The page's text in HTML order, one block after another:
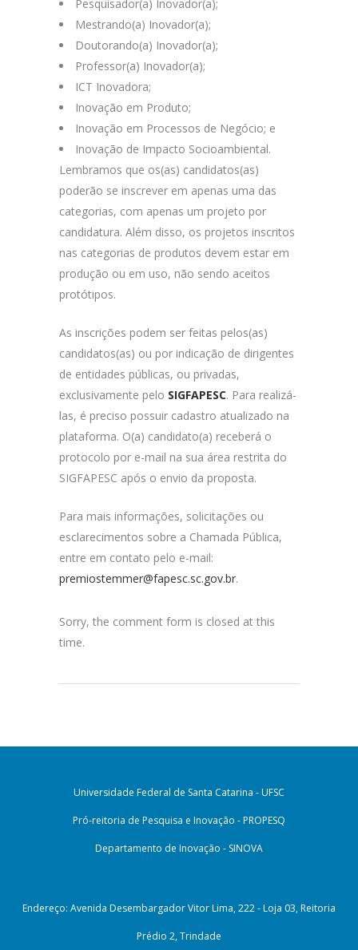
Pesquisador(a) Inovador(a);
Mestrando(a) Inovador(a);
Doutorando(a) Inovador(a);
Professor(a) Inovador(a);
ICT Inovadora;
Inovação em Produto;
Inovação em Processos de Negócio; e
Inovação de Impacto Socioambiental.
Lembramos que os(as) candidatos(as)
poderão se inscrever em apenas uma das
categorias, com apenas um projeto por
candidatura. Além disso, os projetos inscritos
nas categorias de produtos devem estar em
produção ou em uso, não sendo aceitos
protótipos.
As inscrições podem ser feitas pelos(as)
candidatos(as) ou por indicação de dirigentes
de entidades públicas, ou privadas,
exclusivamente pelo SIGFAPESC. Para realizá-
las, é preciso possuir cadastro atualizado na
plataforma. O(a) candidato(a) receberá o
protocolo por e-mail na sua área restrita do
SIGFAPESC após o envio da proposta.
Para mais informações, solicitações ou
esclarecimentos sobre a Chamada Pública,
entre em contato pelo e-mail:
premiostemmer@fapesc.sc.gov.br.
Sorry, the comment form is closed at this
time.
Universidade Federal de Santa Catarina - UFSC
Pró-reitoria de Pesquisa e Inovação - PROPESQ
Departamento de Inovação - SINOVA
Endereço: Avenida Desembargador Vitor Lima, 222 - Loja 03, Reitoria
Prédio 2, Trindade